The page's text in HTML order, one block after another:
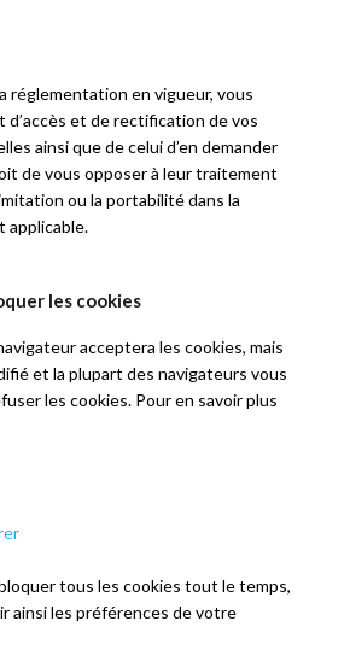
réglementation en vigueur, vous
d’accès et de rectification de vos
ainsi que de celui d’en demander
de vous opposer à leur traitement
ou la portabilité dans la
applicable.
les cookies
acceptera les cookies, mais
et la plupart des navigateurs vous
les cookies. Pour en savoir plus
tous les cookies tout le temps,
ainsi les préférences de votre